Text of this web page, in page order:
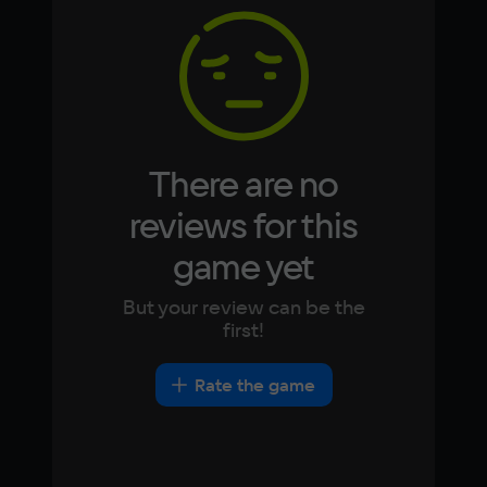
Video card
NVIDIA GeForce GTX 1070
DirectX(R): 11, Звуковая карта: совместимая
Japanese
There are no
reviews for this
game yet
But your review can be the
first!
Rate the game